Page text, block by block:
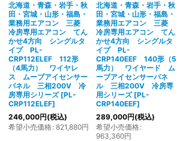
北海道・青森・岩手・秋
田・宮城・山形・福島・
業務用エアコン 三菱
冷房専用エアコン てん
かせ4方向 シングルタ
イプ PL-
CRP112ELEF 112形
（4馬力） ワイヤレ
ス ムーブアイセンサー
パネル 三相200V 冷
房専用シリーズ [PL-
CRP112ELEF]
246,000円(税込)
希望小売価格: 821,880円
北海道・青森・岩手・秋
田・宮城・山形・福島・
業務用エアコン 三菱
冷房専用エアコン てん
かせ4方向 シングルタ
イプ PL-
CRP140EEF 140形（5
馬力） ワイヤード ム
ーブアイセンサーパネ
ル 三相200V 冷房専
用シリーズ [PL-
CRP140EEF]
289,000円(税込)
希望小売価格:
963,360円